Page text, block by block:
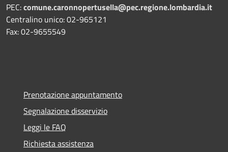
PEC:comune.caronnopertusella@pec.regione.lombardia.it
Centralino unico: 02-965121
Fax: 02-9655549
Prenotazione appuntamento
Segnalazione disservizio
Leggi le FAQ
Richiesta assistenza